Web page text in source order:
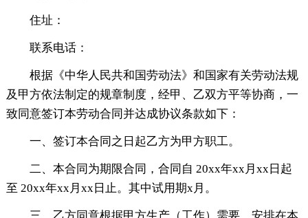
住址：
联系电话：
根据《中华人民共和国劳动法》和国家有关劳动法规
及甲方依法制定的规章制度，经甲、乙双方平等协商，一
致同意签订本劳动合同并达成协议条款如下：
一、签订本合同之日起乙方为甲方职工。
二、本合同为期限合同，合同自 20xx年xx月xx日起
至 20xx年xx月xx日止。其中试用期x月。